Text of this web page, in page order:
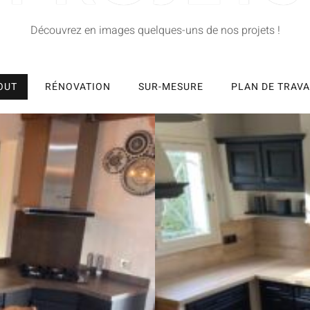
Découvrez en images quelques-uns de nos projets !
RÉNOVATION SUR-MESURE PLAN DE